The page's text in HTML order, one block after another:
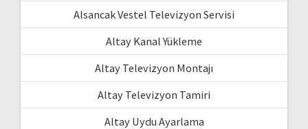
Alsancak Vestel Televizyon Servisi
Altay Kanal Yükleme
Altay Televizyon Montajı
Altay Televizyon Tamiri
Altay Uydu Ayarlama